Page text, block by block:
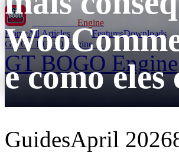
Engine
HomeAll Articles FeaturesDownloads
Get GT BOGO Engine →
GT BOGO Engine
e como
GuidesApril 2026